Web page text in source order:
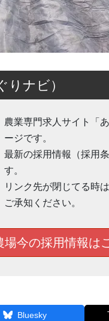
りナビ）
農業専門求人サイト「
ージです。
最新の採用情報（採用
す。
リンク先が閉じてる時
ご承知ください。
場今の採用情報は
Bluesky